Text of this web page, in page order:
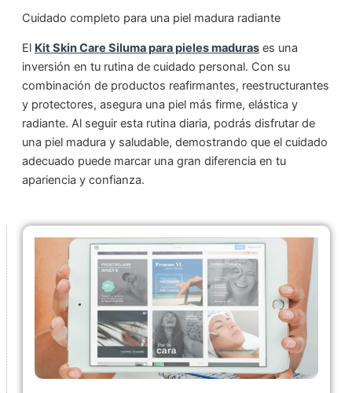
Cuidado completo para una piel madura radiante
El Kit Skin Care Siluma para pieles madurases una
inversión en tu rutina de cuidado personal. Con su
combinación de productos reafirmantes, reestructurantes
y protectores, asegura una piel más firme, elástica y
radiante. Al seguir esta rutina diaria, podrás disfrutar de
una piel madura y saludable, demostrando que el cuidado
adecuado puede marcar una gran diferencia en tu
apariencia y confianza.